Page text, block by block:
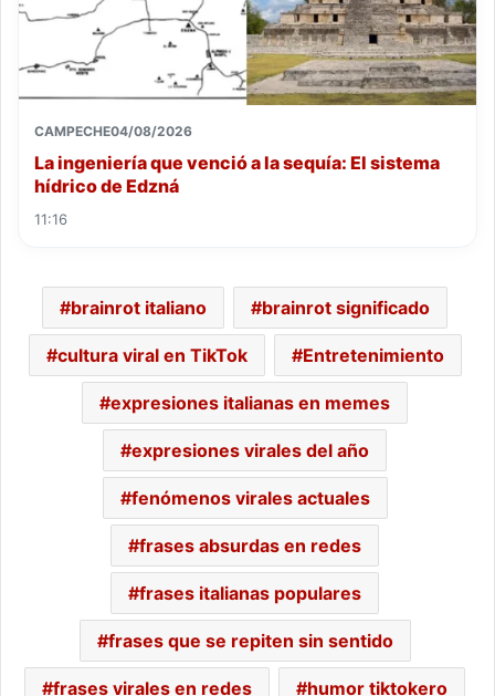
CAMPECHE04/08/2026
La ingeniería que venció a la sequía: El sistema
hídrico de Edzná
11:16
brainrot italiano brainrot significado
cultura viral en TikTok Entretenimiento
expresiones italianas en memes
expresiones virales del año
fenómenos virales actuales
frases absurdas en redes
frases italianas populares
frases que se repiten sin sentido
frases virales en redes humor tiktokero